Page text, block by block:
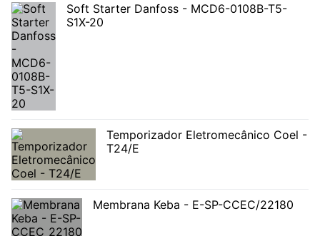
Soft Starter Danfoss - MCD6-0108B-T5-
S1X-20
Temporizador Eletromecânico Coel -
T24/E
Membrana Keba - E-SP-CCEC/22180